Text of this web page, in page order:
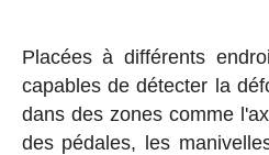
Placées à différents
capables de détecter la
dans des zones comme
des pédales, les